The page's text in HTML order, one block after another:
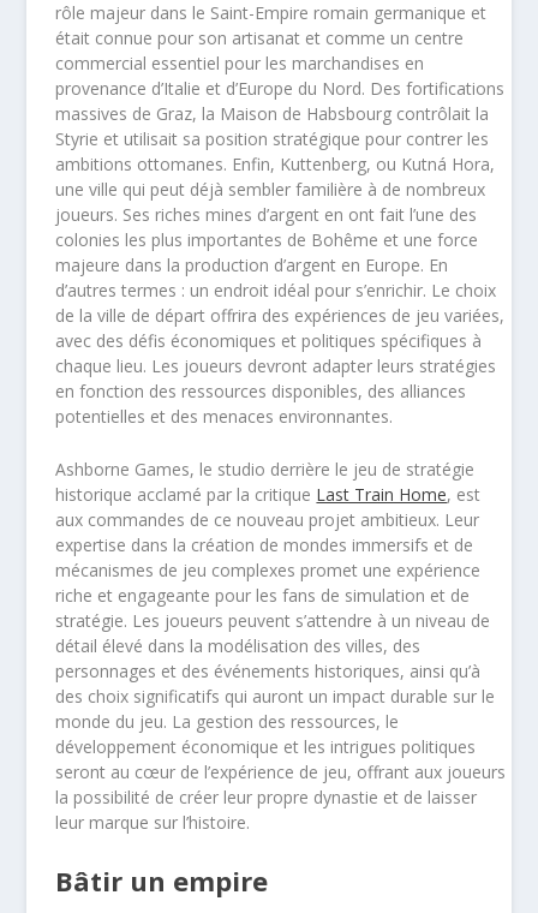
rôle majeur dans le Saint-Empire romain germanique et
était connue pour son artisanat et comme un centre
commercial essentiel pour les marchandises en
provenance d’Italie et d’Europe du Nord. Des fortifications
massives de Graz, la Maison de Habsbourg contrôlait la
Styrie et utilisait sa position stratégique pour contrer les
ambitions ottomanes. Enfin, Kuttenberg, ou Kutná Hora,
une ville qui peut déjà sembler familière à de nombreux
joueurs. Ses riches mines d’argent en ont fait l’une des
colonies les plus importantes de Bohême et une force
majeure dans la production d’argent en Europe. En
d’autres termes : un endroit idéal pour s’enrichir. Le choix
de la ville de départ offrira des expériences de jeu variées,
avec des défis économiques et politiques spécifiques à
chaque lieu. Les joueurs devront adapter leurs stratégies
en fonction des ressources disponibles, des alliances
potentielles et des menaces environnantes.
Ashborne Games, le studio derrière le jeu de stratégie
historique acclamé par la critique Last Train Home, est
aux commandes de ce nouveau projet ambitieux. Leur
expertise dans la création de mondes immersifs et de
mécanismes de jeu complexes promet une expérience
riche et engageante pour les fans de simulation et de
stratégie. Les joueurs peuvent s’attendre à un niveau de
détail élevé dans la modélisation des villes, des
personnages et des événements historiques, ainsi qu’à
des choix significatifs qui auront un impact durable sur le
monde du jeu. La gestion des ressources, le
développement économique et les intrigues politiques
seront au cœur de l’expérience de jeu, offrant aux joueurs
la possibilité de créer leur propre dynastie et de laisser
leur marque sur l’histoire.
Bâtir un empire